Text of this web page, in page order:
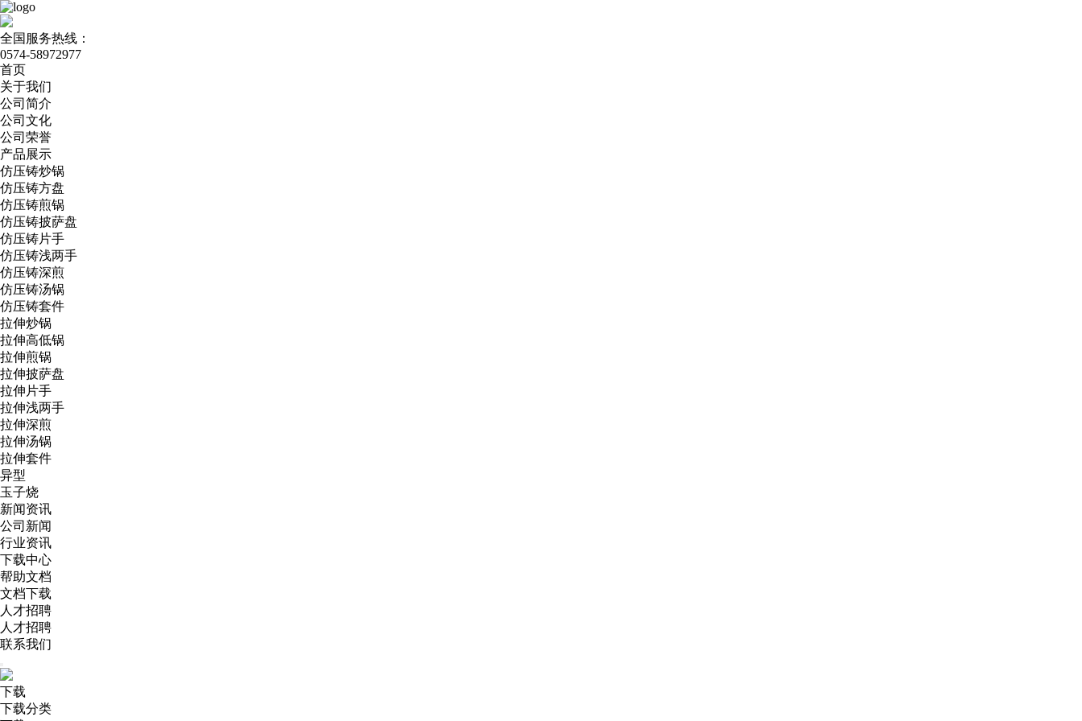
全国服务热线：
0574-58972977
首页
关于我们
公司简介
公司文化
公司荣誉
产品展示
仿压铸炒锅
仿压铸方盘
仿压铸煎锅
仿压铸披萨盘
仿压铸片手
仿压铸浅两手
仿压铸深煎
仿压铸汤锅
仿压铸套件
拉伸炒锅
拉伸高低锅
拉伸煎锅
拉伸披萨盘
拉伸片手
拉伸浅两手
拉伸深煎
拉伸汤锅
拉伸套件
异型
玉子烧
新闻资讯
公司新闻
行业资讯
下载中心
帮助文档
文档下载
人才招聘
人才招聘
联系我们
下载
下载分类